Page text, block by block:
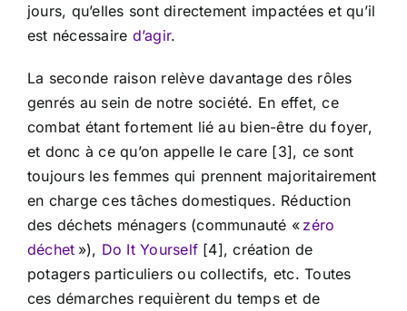
jours, qu’elles sont directement impactées et qu’il
est nécessaire d’agir.
La seconde raison relève davantage des rôles
genrés au sein de notre société. En effet, ce
combat étant fortement lié au bien-être du foyer,
et donc à ce qu’on appelle le care [3], ce sont
toujours les femmes qui prennent majoritairement
en charge ces tâches domestiques. Réduction
des déchets ménagers (communauté « zéro
déchet »), Do It Yourself [4], création de
potagers particuliers ou collectifs, etc. Toutes
ces démarches requièrent du temps et de